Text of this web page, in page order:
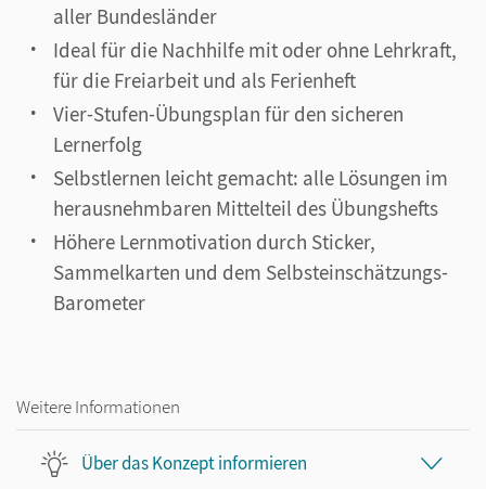
aller Bundesländer
Ideal für die Nachhilfe mit oder ohne Lehrkraft,
für die Freiarbeit und als Ferienheft
Vier-Stufen-Übungsplan für den sicheren
Lernerfolg
Selbstlernen leicht gemacht: alle Lösungen im
herausnehmbaren Mittelteil des Übungshefts
Höhere Lernmotivation durch Sticker,
Sammelkarten und dem Selbsteinschätzungs-
Barometer
Weitere Informationen
Über das Konzept informieren